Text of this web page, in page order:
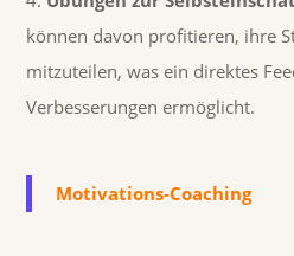
können davon profitieren, ihre
mitzuteilen, was ein direktes
Verbesserungen ermöglicht.
Motivations-Coaching